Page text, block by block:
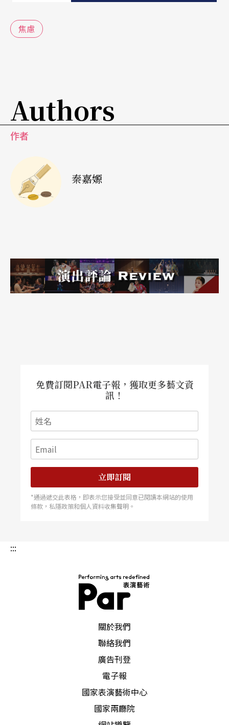
下愈況，焦慮越來越多。
觸，但眼前的聽衆往往是年輕人，所以會很焦慮。
這就是因爲演出者、觀衆的時空組合是不確定的，
若觀衆群中有自己十分在乎的人，更是會令人覺得
事關生死而焦躁不已；或好不容易才爭取到這個角
外在環境的影響，諸如臨時發生變故、突如其來的
大事件都會影響演出情緒，如王維明的父親去世，
理說一個表演者，這些無力控制的事情，在演出當
下是不應該影響到他。然而在台灣許多藝術家，還
必須身兼行政，事務纏身的狀況下，這也可能是讓
他們演出時焦慮的緣由。
一些比較小的外在變化，如在演出當天或者前一夜
睡眠不足，不必要的應酬都會造成壓力。準備、排
練時間不足，使得演出時不熟悉內容，理所當然會
但如果外在因素存在，個人卻不覺得是壓力的話，
「啊！」的一聲，若自己無所謂，就沒關係，但如
果因爲這樣，感到非常憤怒，感到整個演出可能因
若要解決焦慮，需先瞭解壓力來源。有一個好方
法，可以試著列出自己認爲會造成壓力的因素，寫
完之後，從最重要的一直排列到不重要的，然後把
焦慮
Authors
作者
秦嘉嫄
免費訂閱PAR電子報，獲取更多藝文資
訊！
立即訂閱
*通過遞交此表格，即表示您接受並同意已閱讀本網站的使用
條款，私隱政策和個人資料收集聲明。
:::
關於我們
聯絡我們
廣告刊登
電子報
國家表演藝術中心
國家兩廳院